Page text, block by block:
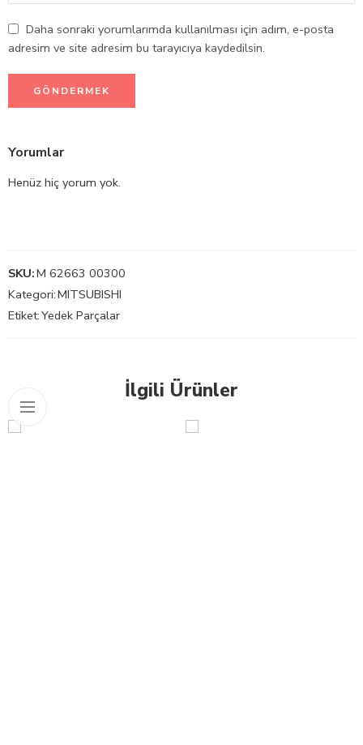
Daha sonraki yorumlarımda kullanılması için adım, e-posta
adresim ve site adresim bu tarayıcıya kaydedilsin.
Yorumlar
Henüz hiç yorum yok.
SKU:M 62663 00300
Kategori:MITSUBISHI
Etiket:Yedek Parçalar
İlgili Ürünler